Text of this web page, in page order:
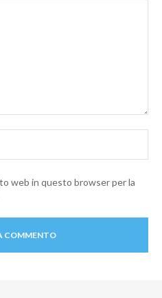
web in questo browser per la